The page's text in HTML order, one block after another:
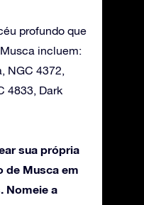
profundo que
incluem:
NGC 4372,
4833, Dark
sua própria
de Musca em
Nomeie a